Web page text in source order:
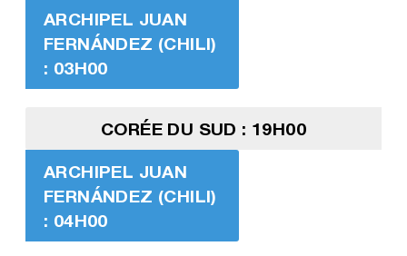
ARCHIPEL JUAN
FERNÁNDEZ (CHILI)
: 03H00
CORÉE DU SUD : 19H00
ARCHIPEL JUAN
FERNÁNDEZ (CHILI)
: 04H00